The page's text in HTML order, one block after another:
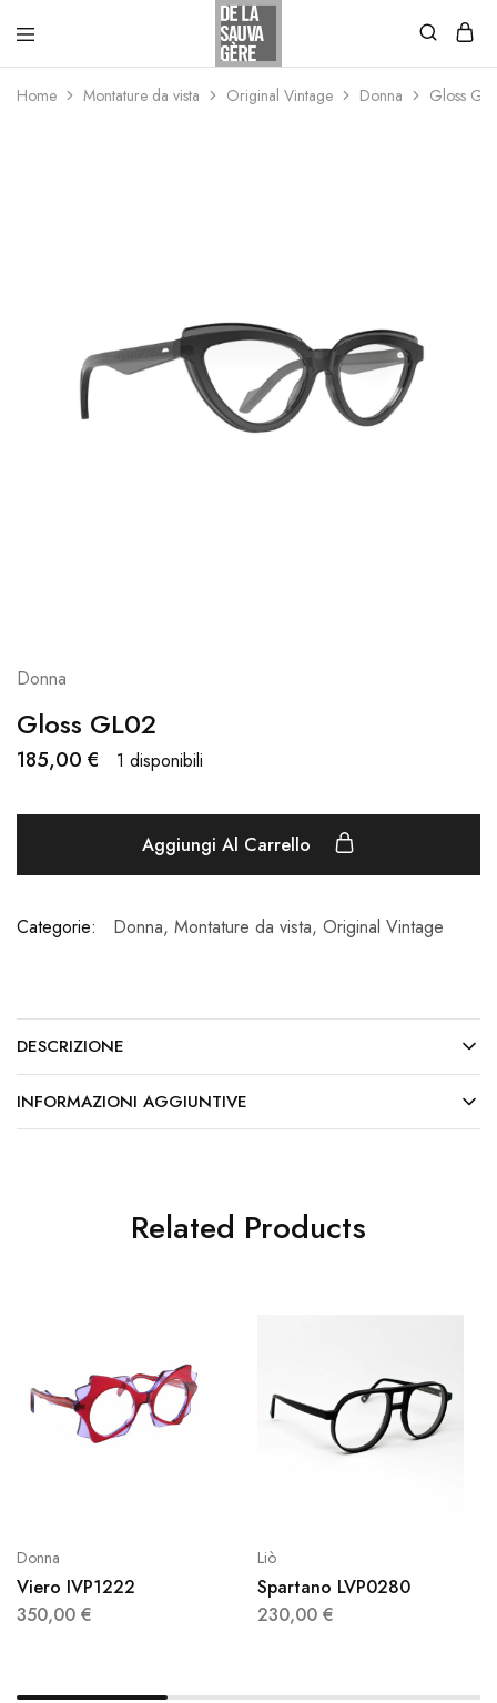
Home Montature da vista Original Vintage Donna Gloss
Donna
Gloss GL02
185,00 € 1 disponibili
Aggiungi Al Carrello
Categorie: Donna, Montature da vista, Original Vintage
DESCRIZIONE
INFORMAZIONI AGGIUNTIVE
Related Products
Donna
Viero IVP1222
350,00 €
Liò
Spartano LVP0280
230,00 €